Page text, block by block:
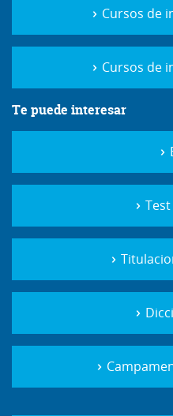
Cursos de
Cursos de
Te puede interesar